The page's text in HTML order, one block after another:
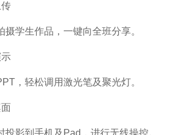
摄学生作品，一键向全班分享。
，轻松调用激光笔及聚光灯。
投影到手机及Pad，进行无线操控。